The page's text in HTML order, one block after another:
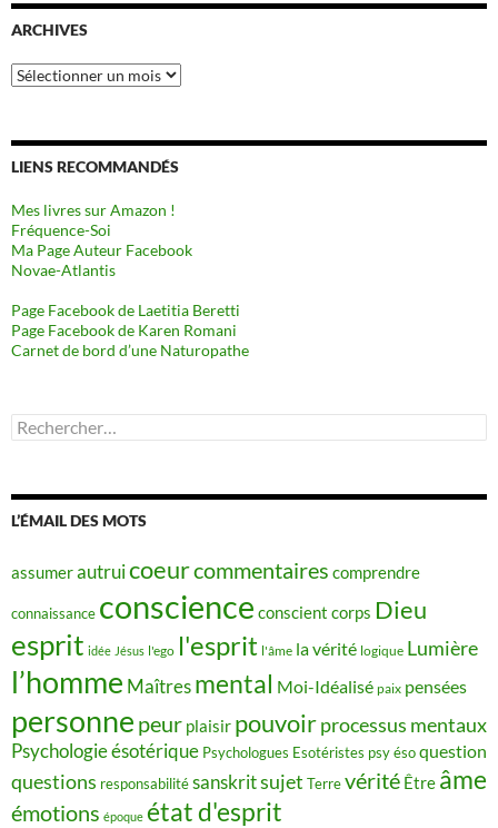
ARCHIVES
Archives
LIENS RECOMMANDÉS
Mes livres sur Amazon !
Fréquence-Soi
Ma Page Auteur Facebook
Novae-Atlantis
Page Facebook de Laetitia Beretti
Page Facebook de Karen Romani
Carnet de bord d’une Naturopathe
Rechercher :
L’ÉMAIL DES MOTS
assumerautruicoeurcommentaires comprendre
connaissance conscience conscient corps Dieu
esprit idée Jésus l'ego l'esprit l'âme la vérité logique Lumière
l’homme Maîtres mental Moi-Idéalisé paix pensées
personne peur plaisir pouvoirprocessus mentaux
Psychologie ésotérique Psychologues Esotéristes psy ésoquestion
questions responsabilitésanskritsujet Terrevérité Être âme
émotions époque état d'esprit